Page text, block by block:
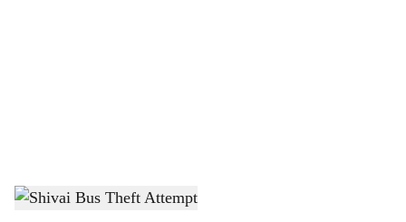
Shivai Bus Theft Attempt-Sarkarnama